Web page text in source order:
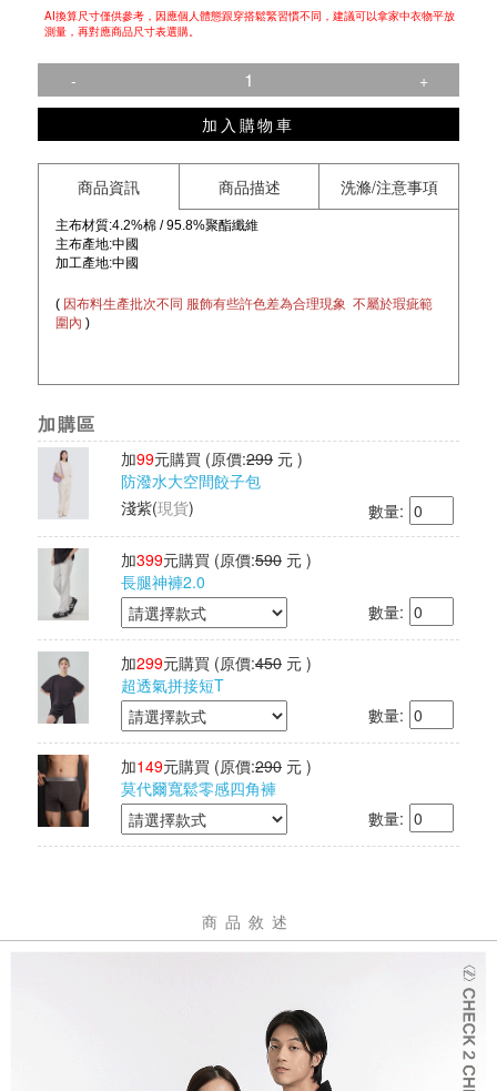
AI換算尺寸僅供參考，因應個人體態跟穿搭鬆緊習慣不同，建議可以拿家中衣物平放
測量，再對應商品尺寸表選購。
-
+
加入購物車
商品資訊 商品描述 洗滌/注意事項
主布材質:4.2%棉 / 95.8%聚酯纖維
主布產地:中國
加工產地:中國
( 因布料生產批次不同 服飾有些許色差為合理現象 不屬於瑕疵範
圍內 )
加購區
加99元購買 (原價:299 元 )
防潑水大空間餃子包
淺紫(現貨) 數量:
加399元購買 (原價:590 元 )
長腿神褲2.0
數量:
加299元購買 (原價:450 元 )
超透氣拼接短T
數量:
加149元購買 (原價:290 元 )
莫代爾寬鬆零感四角褲
數量:
商品敘述